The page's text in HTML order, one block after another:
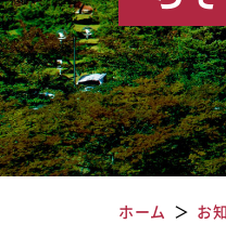
ホーム お